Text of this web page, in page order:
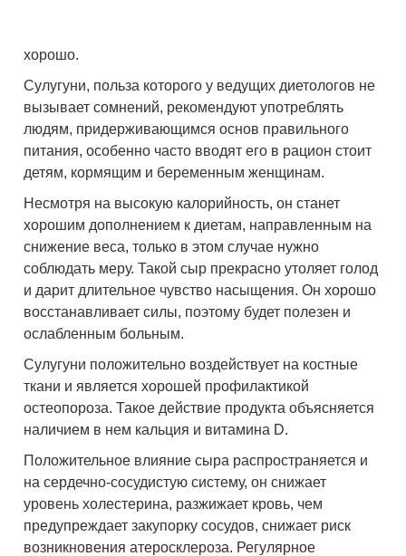
хорошо.
Сулугуни, польза которого у ведущих диетологов не
вызывает сомнений, рекомендуют употреблять
людям, придерживающимся основ правильного
питания, особенно часто вводят его в рацион стоит
детям, кормящим и беременным женщинам.
Несмотря на высокую калорийность, он станет
хорошим дополнением к диетам, направленным на
снижение веса, только в этом случае нужно
соблюдать меру. Такой сыр прекрасно утоляет голод
и дарит длительное чувство насыщения. Он хорошо
восстанавливает силы, поэтому будет полезен и
ослабленным больным.
Сулугуни положительно воздействует на костные
ткани и является хорошей профилактикой
остеопороза. Такое действие продукта объясняется
наличием в нем кальция и витамина D.
Положительное влияние сыра распространяется и
на сердечно-сосудистую систему, он снижает
уровень холестерина, разжижает кровь, чем
предупреждает закупорку сосудов, снижает риск
возникновения атеросклероза. Регулярное